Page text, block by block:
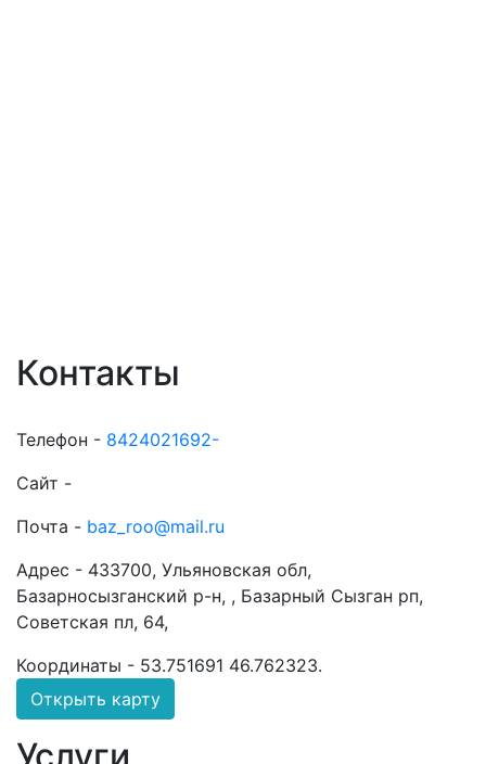
Контакты
Телефон - 8424021692-
Сайт -
Почта - baz_roo@mail.ru
Адрес - 433700, Ульяновская обл,
Базарносызганский р-н, , Базарный Сызган рп,
Советская пл, 64,
Координаты - 53.751691 46.762323.
Открыть карту